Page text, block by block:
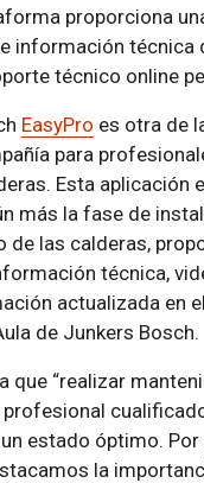
proporciona
información técnica
técnico online
EasyPro es otra de
para
Esta aplicación
más la fase de
de las calderas,
técnica,
actualizada en
de Junkers Bosch.
que “realizar
estado óptimo.
la